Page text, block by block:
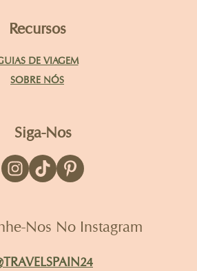
Recursos
DE VIAGEM
SOBRE NÓS
Siga-Nos
Nos No Instagram